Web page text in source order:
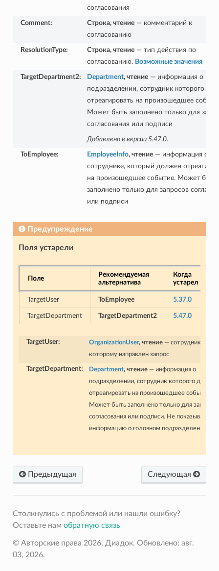
согласования
Comment: Строка, чтение— комментарий к
согласованию
ResolutionType: Строка, чтение— тип действия по
согласованию. Возможные значения
TargetDepartment2: Department, чтение— информация о
подразделении, сотрудник которого
отреагировать на произошедшее
Может быть заполнено только для
согласования или подписи
Добавлено в версии 5.47.0.
ToEmployee: EmployeeInfo, чтение— информация о
сотруднике, который должен
на произошедшее событие. Может быть
заполнено только для запросов
или подписи
Предупреждение
Поля устарели
Поле
Рекомендуемая
альтернатива
Когда
устарел
TargetUser ToEmployee 5.37.0
TargetDepartment TargetDepartment2 5.47.0
TargetUser: OrganizationUser, чтение— сотрудник,
которому направлен запрос
TargetDepartment: Department, чтение— информация о
подразделении, сотрудник которого должен
отреагировать на произошедшее событие.
Может быть заполнено только для запросов
согласования или подписи. Не показывает
информацию о головном подразделениии
Предыдущая Следующая
Столкнулись с проблемой или нашли ошибку?
Оставьте нам обратную связь
© Авторские права 2026, Диадок. Обновлено: авг.
03, 2026.